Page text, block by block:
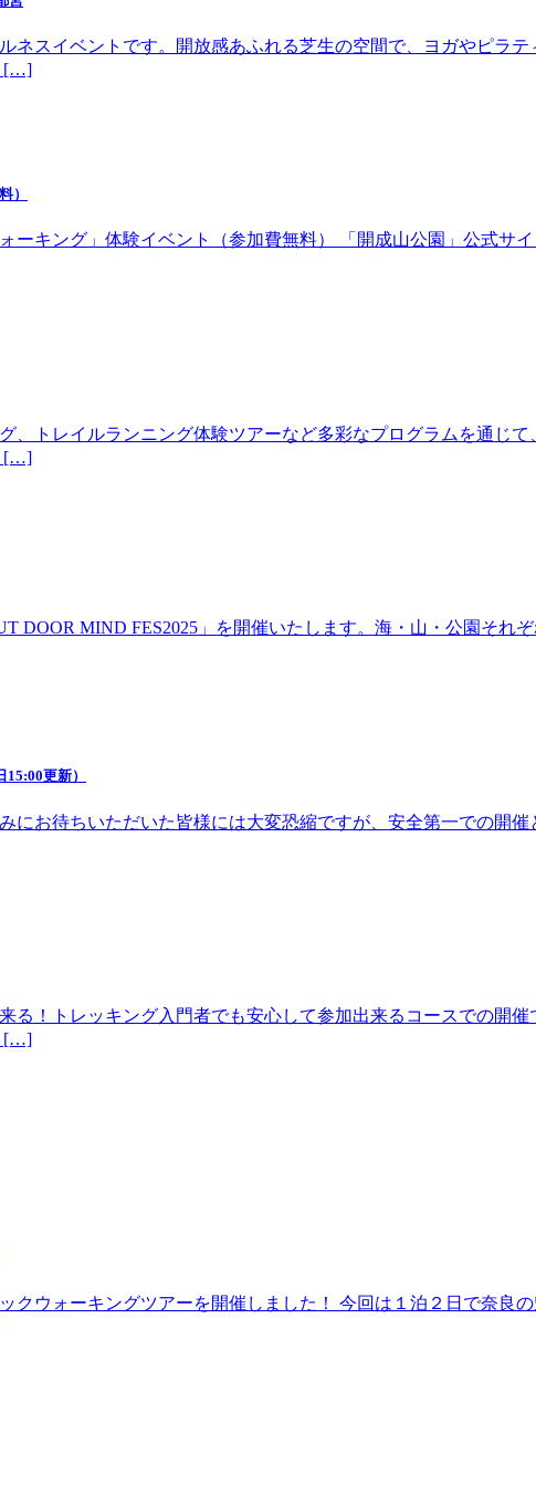
ネスイベントです。開放感あふれる芝生の空間で、ヨガやピラ
[…]
）
キング」体験イベント（参加費無料） 「開成山公園」公式サイ
、トレイルランニング体験ツアーなど多彩なプログラムを通じ
[…]
DOOR MIND FES2025」を開催いたします。海・山・公園それ
更新）
お待ちいただいた皆様には大変恐縮ですが、安全第一での開
る！トレッキング入門者でも安心して参加出来るコースでの開
[…]
クウォーキングツアーを開催しました！ 今回は１泊２日で奈良